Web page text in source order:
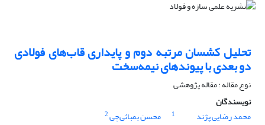
تحلیل کشسان مرتبه دوم و پایداری قاب‌های فولادی
دو بعدی با پیوندهای نیمه‌سخت
نوع مقاله : مقاله پژوهشی
نویسندگان
محمد رضایی پژند
1 محسن بمبائی‌چی2